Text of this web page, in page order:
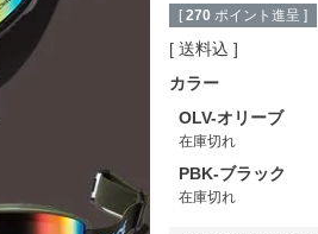
[ 270 ポイント進呈 ]
送料込
カラー
OLV-オリーブ
在庫切れ
PBK-ブラック
在庫切れ